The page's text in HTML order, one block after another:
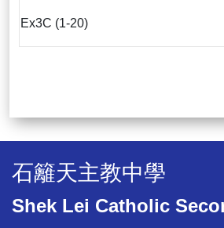
Ex3C (1-20)
石籬天主教中學
Shek Lei Catholic